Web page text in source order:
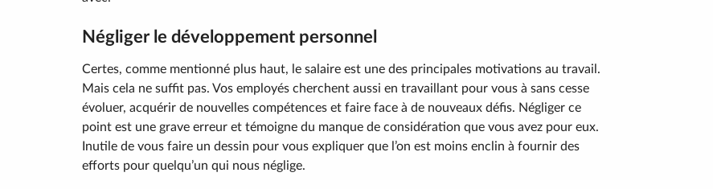
Négliger le développement personnel
Certes, comme mentionné plus haut, le salaire est une des principales motivations au travail.
Mais cela ne suffit pas. Vos employés cherchent aussi en travaillant pour vous à sans cesse
évoluer, acquérir de nouvelles compétences et faire face à de nouveaux défis. Négliger ce
point est une grave erreur et témoigne du manque de considération que vous avez pour eux.
Inutile de vous faire un dessin pour vous expliquer que l’on est moins enclin à fournir des
efforts pour quelqu’un qui nous néglige.